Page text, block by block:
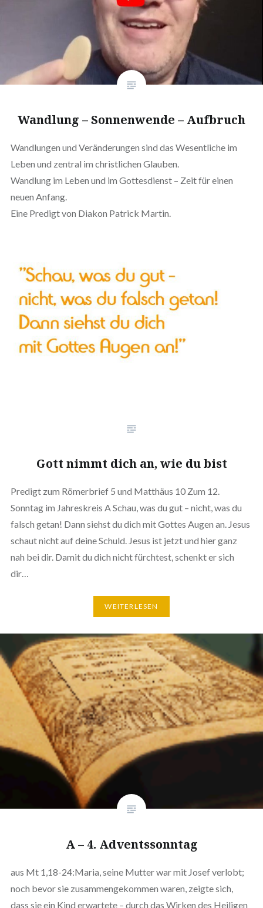
Wandlung – Sonnenwende – Aufbruch
Wandlungen und Veränderungen sind das Wesentliche im
Leben und zentral im christlichen Glauben.
Wandlung im Leben und im Gottesdienst – Zeit für einen
neuen Anfang.
Eine Predigt von Diakon Patrick Martin.
Gott nimmt dich an, wie du bist
Predigt zum Römerbrief 5 und Matthäus 10 Zum 12.
Sonntag im Jahreskreis A Schau, was du gut – nicht, was du
falsch getan! Dann siehst du dich mit Gottes Augen an. Jesus
schaut nicht auf deine Schuld. Jesus ist jetzt und hier ganz
nah bei dir. Damit du dich nicht fürchtest, schenkt er sich
dir…
WEITERLESEN
A – 4. Adventssonntag
aus Mt 1,18-24:Maria, seine Mutter war mit Josef verlobt;
noch bevor sie zusammengekommen waren, zeigte sich,
dass sie ein Kind erwartete – durch das Wirken des Heiligen